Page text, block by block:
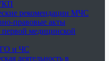
рекомендации МЧС
правовые акты
первой медицинской
и ЧС
деятельность в